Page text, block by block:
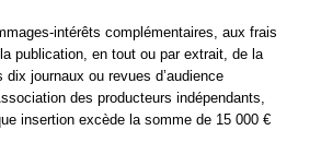
intérêts complémentaires, aux frais
publication, en tout ou par extrait, de la
journaux ou revues d’audience
des producteurs indépendants,
insertion excède la somme de 15 000 €